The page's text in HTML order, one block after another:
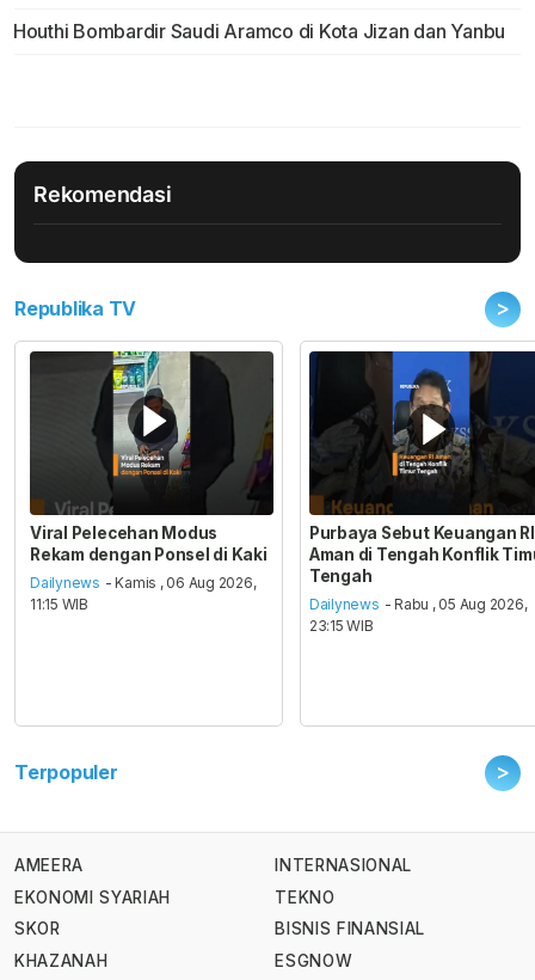
Houthi Bombardir Saudi Aramco di Kota Jizan dan Yanbu
Rekomendasi
Republika TV >
Viral Pelecehan Modus
Rekam dengan Ponsel di Kaki
Dailynews - Kamis , 06 Aug 2026,
11:15 WIB
Purbaya Sebut Keuangan RI
Aman di Tengah Konflik
Tengah
Dailynews - Rabu , 05 Aug 2026,
23:15 WIB
Terpopuler >
AMEERA
EKONOMI SYARIAH
SKOR
KHAZANAH
INTERNASIONAL
TEKNO
BISNIS FINANSIAL
ESGNOW